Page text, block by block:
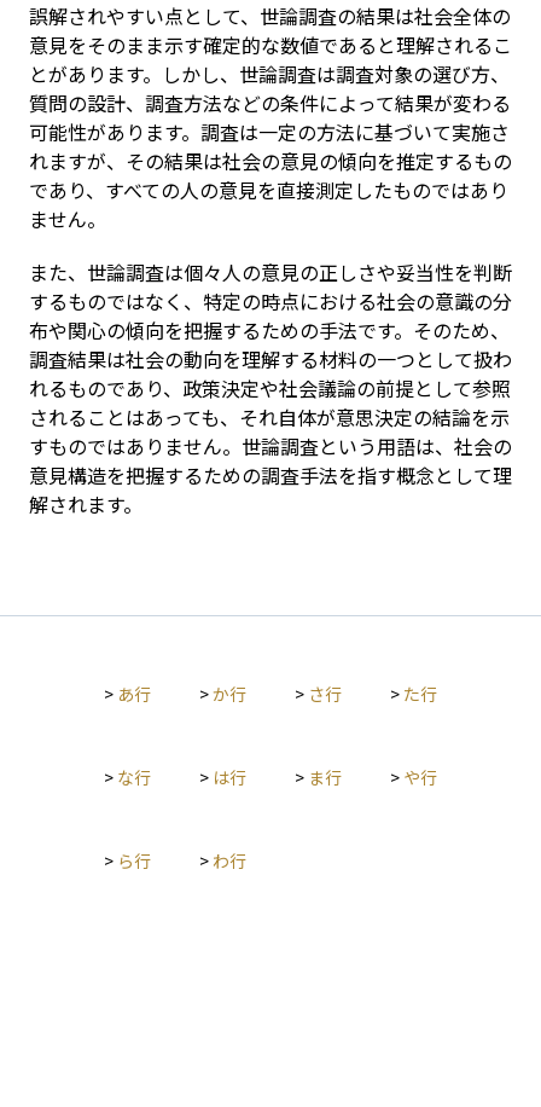
誤解されやすい点として、世論調査の結果は社会全体の
意見をそのまま示す確定的な数値であると理解されるこ
とがあります。しかし、世論調査は調査対象の選び方、
質問の設計、調査方法などの条件によって結果が変わる
可能性があります。調査は一定の方法に基づいて実施さ
れますが、その結果は社会の意見の傾向を推定するもの
であり、すべての人の意見を直接測定したものではあり
ません。
また、世論調査は個々人の意見の正しさや妥当性を判断
するものではなく、特定の時点における社会の意識の分
布や関心の傾向を把握するための手法です。そのため、
調査結果は社会の動向を理解する材料の一つとして扱わ
れるものであり、政策決定や社会議論の前提として参照
されることはあっても、それ自体が意思決定の結論を示
すものではありません。世論調査という用語は、社会の
意見構造を把握するための調査手法を指す概念として理
解されます。
> あ行 >か行 > さ行 > た行
> な行 > は行 > ま行 > や行
> ら行 > わ行